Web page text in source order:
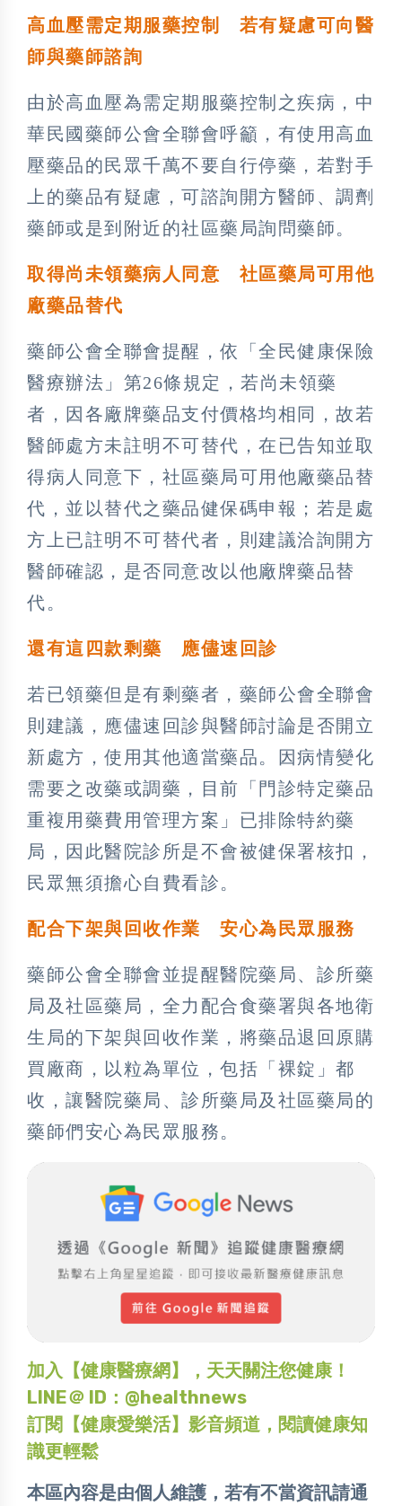
高血壓需定期服藥控制 若有疑慮可向醫
師與藥師諮詢
由於高血壓為需定期服藥控制之疾病，中
華民國藥師公會全聯會呼籲，有使用高血
壓藥品的民眾千萬不要自行停藥，若對手
上的藥品有疑慮，可諮詢開方醫師、調劑
藥師或是到附近的社區藥局詢問藥師。
取得尚未領藥病人同意 社區藥局可用他
廠藥品替代
藥師公會全聯會提醒，依「全民健康保險
醫療辦法」第26條規定，若尚未領藥
者，因各廠牌藥品支付價格均相同，故若
醫師處方未註明不可替代，在已告知並取
得病人同意下，社區藥局可用他廠藥品替
代，並以替代之藥品健保碼申報；若是處
方上已註明不可替代者，則建議洽詢開方
醫師確認，是否同意改以他廠牌藥品替
代。
還有這四款剩藥 應儘速回診
若已領藥但是有剩藥者，藥師公會全聯會
則建議，應儘速回診與醫師討論是否開立
新處方，使用其他適當藥品。因病情變化
需要之改藥或調藥，目前「門診特定藥品
重複用藥費用管理方案」已排除特約藥
局，因此醫院診所是不會被健保署核扣，
民眾無須擔心自費看診。
配合下架與回收作業 安心為民眾服務
藥師公會全聯會並提醒醫院藥局、診所藥
局及社區藥局，全力配合食藥署與各地衛
生局的下架與回收作業，將藥品退回原購
買廠商，以粒為單位，包括「裸錠」都
收，讓醫院藥局、診所藥局及社區藥局的
藥師們安心為民眾服務。
加入【健康醫療網】，天天關注您健康！
LINE＠ ID：@healthnews
訂閱【健康愛樂活】影音頻道，閱讀健康知
識更輕鬆
本區內容是由個人維護，若有不當資訊請通